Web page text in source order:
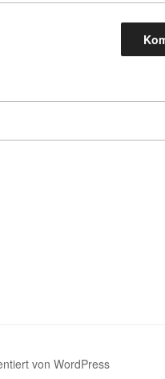
von WordPress